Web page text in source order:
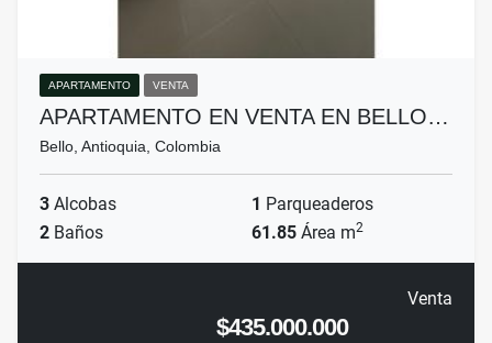
APARTAMENTO VENTA
APARTAMENTO EN VENTA EN BELLO…
Bello, Antioquia, Colombia
3 Alcobas 1 Parqueaderos
2 Baños 61.85 Área m2
Venta
$435.000.000